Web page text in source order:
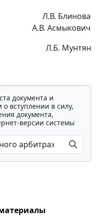
Л.В. Блинова
А.В. Асмыкович
Л.Б. Мунтян
документа и
вступлении в силу,
документа,
версии системы